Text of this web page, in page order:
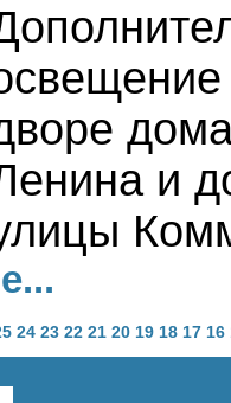
и
24 23 22 21 20 19 18 17 16